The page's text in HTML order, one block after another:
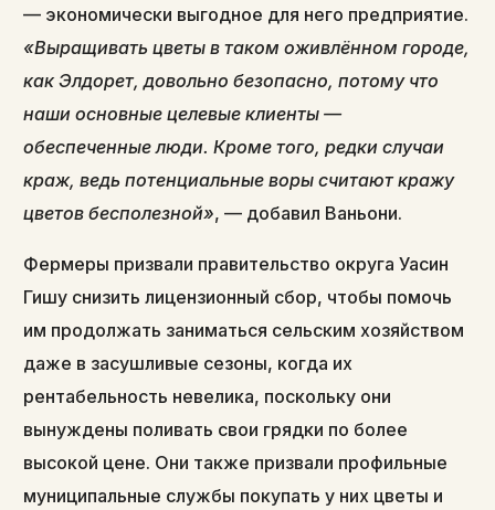
— экономически выгодное для него предприятие.
«Выращивать цветы в таком оживлённом городе,
как Элдорет, довольно безопасно, потому что
наши основные целевые клиенты —
обеспеченные люди. Кроме того, редки случаи
краж, ведь потенциальные воры считают кражу
цветов бесполезной», — добавил Ваньони.
Фермеры призвали правительство округа Уасин
Гишу снизить лицензионный сбор, чтобы помочь
им продолжать заниматься сельским хозяйством
даже в засушливые сезоны, когда их
рентабельность невелика, поскольку они
вынуждены поливать свои грядки по более
высокой цене. Они также призвали профильные
муниципальные службы покупать у них цветы и